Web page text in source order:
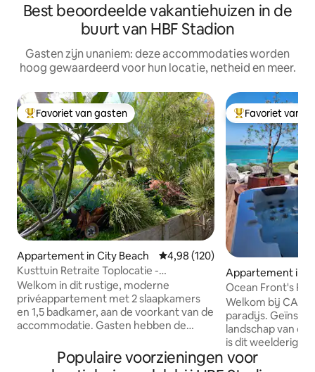
Best beoordeelde vakantiehuizen in de
buurt van HBF Stadion
Gasten zijn unaniem: deze accommodaties worden
hoog gewaardeerd voor hun locatie, netheid en meer.
Topfavoriet van gasten
Favoriet van gasten
Appartement in City Beach Gemiddelde beoordeling van
4,98 (120)
Kusttuin Retraite Toplocatie -
appartement
Welkom in dit rustige, moderne
privéappartement met 2 slaapkamers
en 1,5 badkamer, aan de voorkant van de
accommodatie. Gasten hebben de
de ongerepte stranden van Perth, het
levendige CBD, het charmante
Topfavoriet van
Favoriet van
Appartement in
ee
Ocean Front's
Welkom bij
paradijs.
landschap van de
is dit weelderige
slaapkamer
leunen en te
Populaire voorzieningen voor